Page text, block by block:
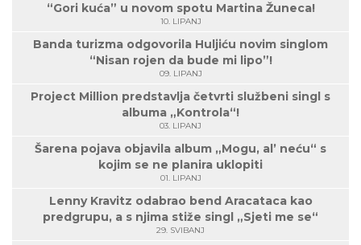
“Gori kuća” u novom spotu Martina Žuneca!
10. LIPANJ
Banda turizma odgovorila Huljiću novim singlom
“Nisan rojen da bude mi lipo”!
09. LIPANJ
Project Million predstavlja četvrti službeni singl s
albuma „Kontrola“!
03. LIPANJ
Šarena pojava objavila album „Mogu, al’ neću“ s
kojim se ne planira uklopiti
01. LIPANJ
Lenny Kravitz odabrao bend Aracataca kao
predgrupu, a s njima stiže singl „Sjeti me se“
29. SVIBANJ